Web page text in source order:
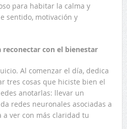
para habitar la calma y
sentido, motivación y
reconectar con el bienestar
Al comenzar el día, dedica
tres cosas que hiciste bien el
anotarlas: llevar un
redes neuronales asociadas a
a ver con más claridad tu